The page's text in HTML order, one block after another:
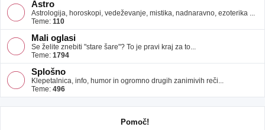
Astro
Astrologija, horoskopi, vedeževanje, mistika, nadnaravno, ezoterika ...
Teme: 110
Mali oglasi
Se želite znebiti "stare šare"? To je pravi kraj za to...
Teme: 1794
Splošno
Klepetalnica, info, humor in ogromno drugih zanimivih reči...
Teme: 496
Pomoč!